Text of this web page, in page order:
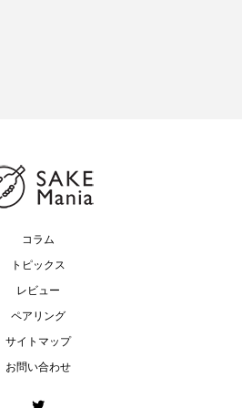
コラム
トピックス
レビュー
ペアリング
サイトマップ
お問い合わせ